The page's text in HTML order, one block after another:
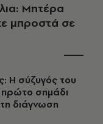
Μητέρα
μπροστά σε
Η σύζυγός του
σημάδι
διάγνωση